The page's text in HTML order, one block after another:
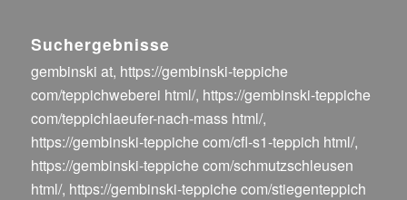
Suchergebnisse
gembinski at, https://gembinski-teppiche
com/teppichweberei html/, https://gembinski-teppiche
com/teppichlaeufer-nach-mass html/,
https://gembinski-teppiche com/cfl-s1-teppich html/,
https://gembinski-teppiche com/schmutzschleusen
html/, https://gembinski-teppiche com/stiegenteppich